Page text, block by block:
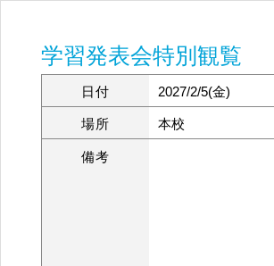
学習発表会特別観覧
日付 2027/2/5(金)
場所 本校
備考